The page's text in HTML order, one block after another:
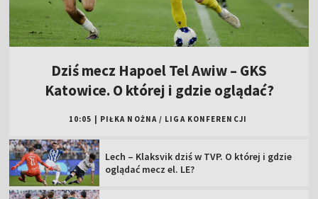
Dziś mecz Hapoel Tel Awiw – GKS
Katowice. O której i gdzie oglądać?
10:05 PIŁKA NOŻNA / LIGA KONFERENCJI
Lech – Klaksvik dziś w TVP. O której i gdzie
oglądać mecz el. LE?